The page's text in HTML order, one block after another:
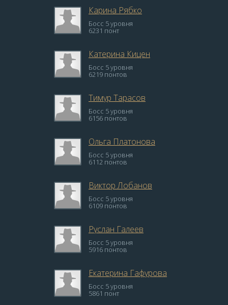
Карина Рябко
Босс 5 уровня
6231 понт
Катерина Кицен
Босс 5 уровня
6219 понтов
Тимур Тарасов
Босс 5 уровня
6156 понтов
Ольга Платонова
Босс 5 уровня
6112 понтов
Виктор Лобанов
Босс 5 уровня
6109 понтов
Руслан Галеев
Босс 5 уровня
5916 понтов
Екатерина Гафурова
Босс 5 уровня
5861 понт